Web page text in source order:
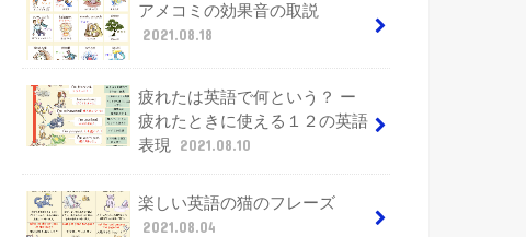
アメコミの効果音の取説
2021.08.18
疲れたは英語で何という？ ー
疲れたときに使える１２の英語
表現
2021.08.10
楽しい英語の猫のフレーズ
2021.08.04